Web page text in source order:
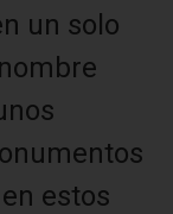
un solo
estos